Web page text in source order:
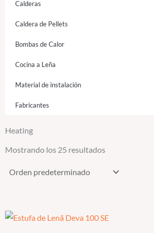
Calderas
Caldera de Pellets
Bombas de Calor
Cocina a Leña
Material de instalación
Fabricantes
Heating
Mostrando los 25 resultados